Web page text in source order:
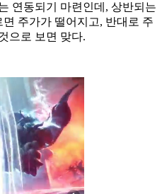
연동되기 마련인데, 상반되는
주가가 떨어지고, 반대로 주
으로 보면 맞다.